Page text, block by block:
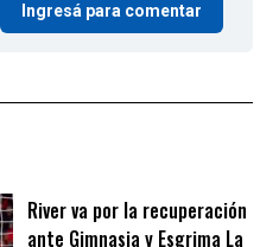
Ingresá para comentar
River va por la recuperación
ante Gimnasia y Esgrima La